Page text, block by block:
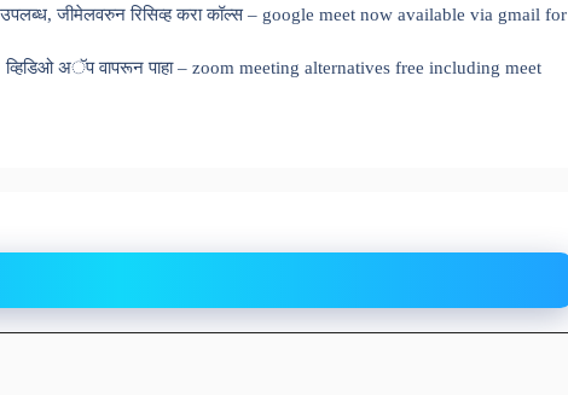
जीमेलवरुन रिसिव्ह करा कॉल्स – google meet now available via gmail for
व्हिडिओ अॅप वापरून पाहा – zoom meeting alternatives free including meet